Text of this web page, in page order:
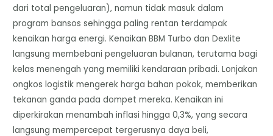
dari total pengeluaran), namun tidak masuk dalam
program bansos sehingga paling rentan terdampak
kenaikan harga energi. Kenaikan BBM Turbo dan Dexlite
langsung membebani pengeluaran bulanan, terutama bagi
kelas menengah yang memiliki kendaraan pribadi. Lonjakan
ongkos logistik mengerek harga bahan pokok, memberikan
tekanan ganda pada dompet mereka. Kenaikan ini
diperkirakan menambah inflasi hingga 0,3%, yang secara
langsung mempercepat tergerusnya daya beli,